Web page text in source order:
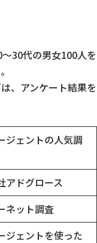
30代の男女100人を
、アンケート結果を
ジェントの人気調
アドグロース
ネット調査
ジェントを使った